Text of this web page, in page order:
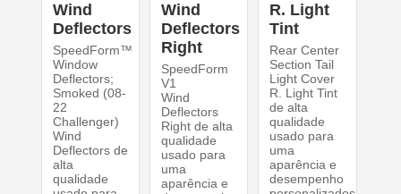
Wind
Deflectors
SpeedForm™
Window
Deflectors;
Smoked (08-
22
Challenger)
Wind
Deflectors de
alta
qualidade
Wind
Deflectors
Right
SpeedForm
V1
Wind
Deflectors
Right de alta
qualidade
usado para
uma
aparência e
R. Light
Tint
Rear Center
Section Tail
Light Cover
R. Light Tint
de alta
qualidade
usado para
uma
aparência e
desempenho